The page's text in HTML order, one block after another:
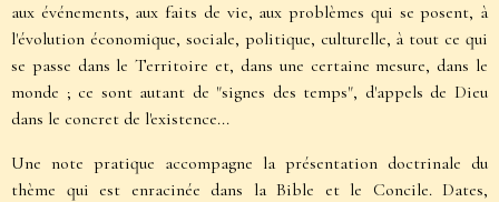
aux événements, aux faits de vie, aux problèmes qui se posent, à
l'évolution économique, sociale, politique, culturelle, à tout ce qui
se passe dans le Territoire et, dans une certaine mesure, dans le
monde ; ce sont autant de "signes des temps", d'appels de Dieu
dans le concret de l'existence...
Une note pratique accompagne la présentation doctrinale du
thème qui est enracinée dans la Bible et le Concile. Dates,